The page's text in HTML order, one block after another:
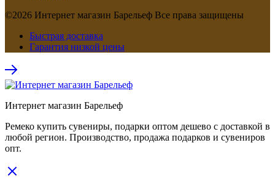
©2026 Интернет магазин Барельеф Все права защищены
Быстрая доставка
Гарантия низкой цены
Интернет магазин Барельеф
Ремеко купить сувениры, подарки оптом дешево с доставкой в
любой регион. Производство, продажа подарков и сувениров
опт.